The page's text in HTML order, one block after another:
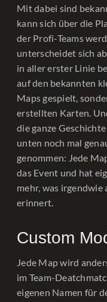
Mit dabei sind
kann sich über die
der Profi-Teams
unterscheidet sich
in aller erster Linie
auf den bekannten
Maps gespielt,
erstellten Karten.
die ganze
unten noch mal
genommen: Jede
das Event und hat
mehr, was
erinnert.
Custom
Jede Map wird
im Team-
eigenen Namen für